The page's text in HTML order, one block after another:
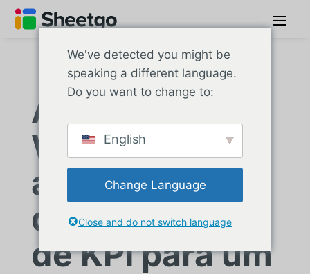
Acelerador
WOW: Sistema
automatizado
de relatórios
de KPI para um
We've detected you might be
speaking a different language.
Do you want to change to:
English
Change Language
Close and do not switch language